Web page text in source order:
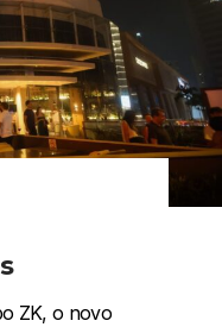
ZK, o novo